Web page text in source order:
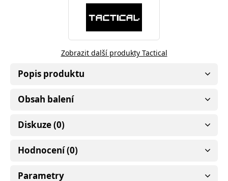
Zobrazit další produkty Tactical
Popis produktu
Obsah balení
Diskuze (0)
Hodnocení (0)
Parametry